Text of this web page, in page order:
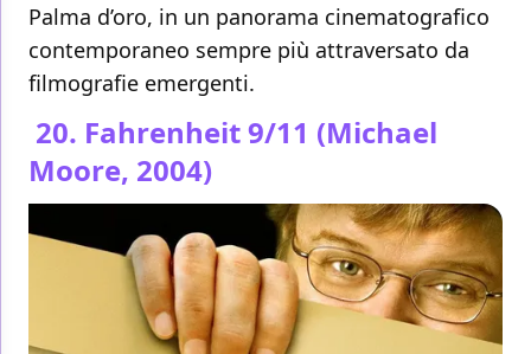
Palma d’oro, in un panorama cinematografico
contemporaneo sempre più attraversato da
filmografie emergenti.
20. Fahrenheit 9/11 (Michael
Moore, 2004)